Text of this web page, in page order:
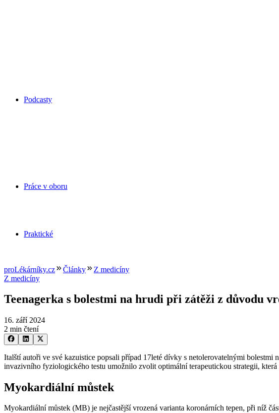
Podcasty
Práce v oboru
Praktické
proLékárníky.cz Články
Z medicíny
Z medicíny
Teenagerka s bolestmi na hrudi při zátěži z důvodu
16. září 2024
2 min čtení
Italští autoři ve své kazuistice popsali případ 17leté dívky s netolerovatelnými
invazivního fyziologického testu umožnilo zvolit optimální terapeutickou strategii,
Myokardiální můstek
Myokardiální můstek (MB) je nejčastější vrozená varianta koronárních tepen, při níž